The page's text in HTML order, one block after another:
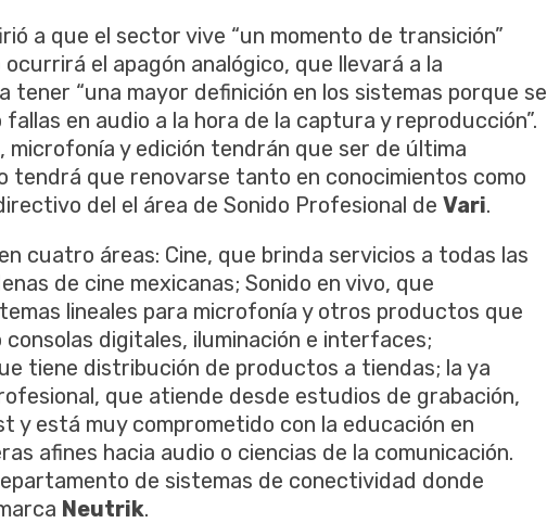
a que el sector vive “un momento de transición”
el apagón analógico, que llevará a la
tener “una mayor definición en los sistemas porque se
en audio a la hora de la captura y reproducción”.
microfonía y edición tendrán que ser de última
tendrá que renovarse tanto en conocimientos como
del el área de Sonido Profesional de Vari.
cuatro áreas: Cine, que brinda servicios a todas las
de cine mexicanas; Sonido en vivo, que
lineales para microfonía y otros productos que
consolas digitales, iluminación e interfaces;
tiene distribución de productos a tiendas; la ya
que atiende desde estudios de grabación,
y está muy comprometido con la educación en
afines hacia audio o ciencias de la comunicación.
de sistemas de conectividad donde
Neutrik.